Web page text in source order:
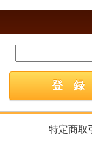
特定商取